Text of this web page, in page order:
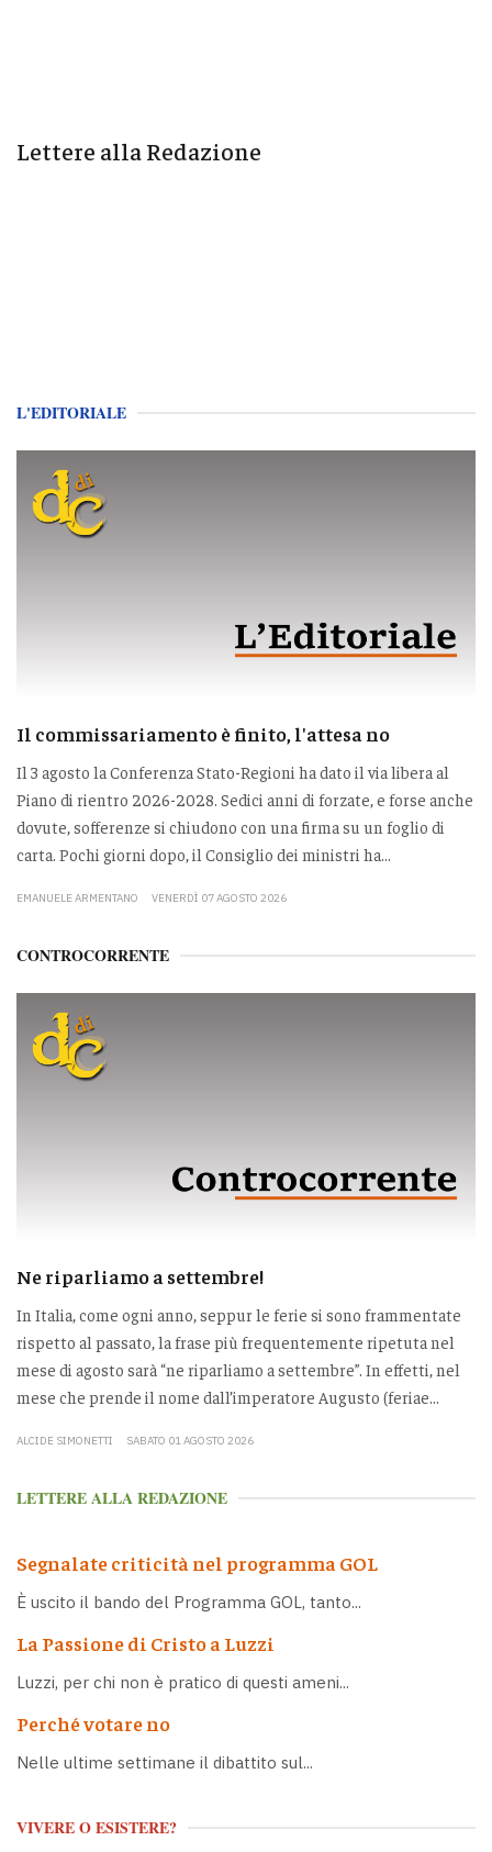
Lettere alla Redazione
L'EDITORIALE
Il commissariamento è finito, l'attesa no
Il 3 agosto la Conferenza Stato-Regioni ha dato il via libera al
Piano di rientro 2026-2028. Sedici anni di forzate, e forse anche
dovute, sofferenze si chiudono con una firma su un foglio di
carta. Pochi giorni dopo, il Consiglio dei ministri ha...
EMANUELE ARMENTANO VENERDÌ 07 AGOSTO 2026
CONTROCORRENTE
Ne riparliamo a settembre!
In Italia, come ogni anno, seppur le ferie si sono frammentate
rispetto al passato, la frase più frequentemente ripetuta nel
mese di agosto sarà “ne riparliamo a settembre”. In effetti, nel
mese che prende il nome dall’imperatore Augusto (feriae...
ALCIDE SIMONETTI SABATO 01 AGOSTO 2026
LETTERE ALLA REDAZIONE
Segnalate criticità nel programma GOL
È uscito il bando del Programma GOL, tanto...
La Passione di Cristo a Luzzi
Luzzi, per chi non è pratico di questi ameni...
Perché votare no
Nelle ultime settimane il dibattito sul...
VIVERE O ESISTERE?